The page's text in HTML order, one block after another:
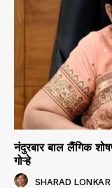
नंदुरबार बाल लैंगिक
गोऱ्हे
SHARAD LONKAR